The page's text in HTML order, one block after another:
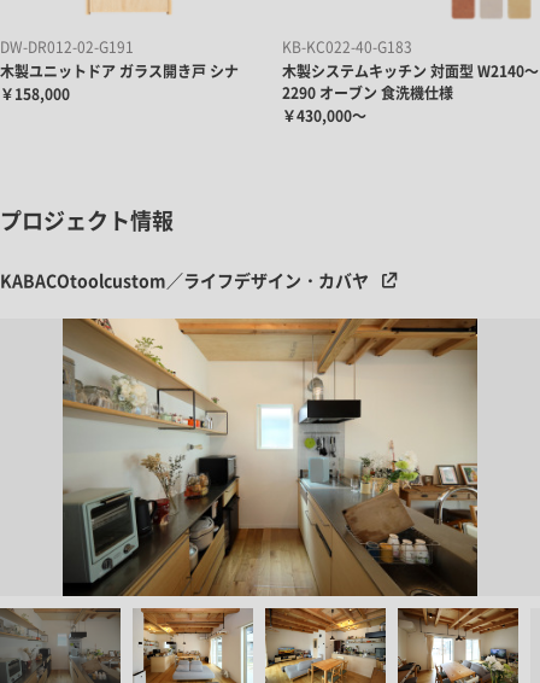
DW-DR012-02-G191
木製ユニットドア ガラス開き戸 シナ
￥158,000
KB-KC022-40-G183
木製システムキッチン 対面型 W2140～
2290 オーブン 食洗機仕様
￥430,000～
プロジェクト情報
KABACOtoolcustom／ライフデザイン・カバヤ